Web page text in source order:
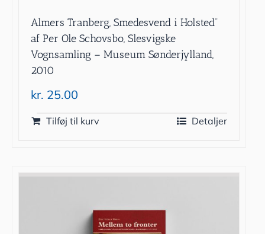
Almers Tranberg, Smedesvend i Holsted”
af Per Ole Schovsbo, Slesvigske
Vognsamling – Museum Sønderjylland,
2010
kr. 25.00
Tilføj til kurv Detaljer